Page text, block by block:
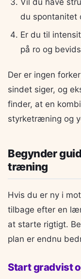
Vil du have
du spontanitet
Er du til
på ro og
Der er ingen
sindet siger, og
finder, at en
styrketræning og
Begynder
træning
Hvis du er ny i
tilbage efter en
at starte rigtigt.
plan er endnu
Start gradvist